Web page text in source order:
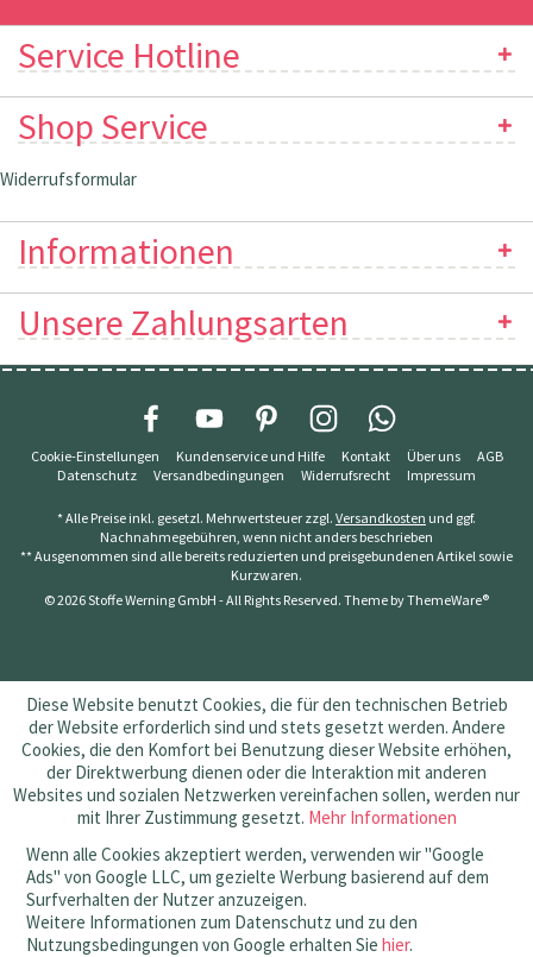
Service Hotline
Shop Service
Widerrufsformular
Informationen
Unsere Zahlungsarten
Cookie-Einstellungen Kundenservice und Hilfe Kontakt Über uns
AGB
Datenschutz
Versandbedingungen Widerrufsrecht Impressum
* Alle Preise inkl. gesetzl. Mehrwertsteuer zzgl. Versandkosten und ggf.
Nachnahmegebühren, wenn nicht anders beschrieben
** Ausgenommen sind alle bereits reduzierten und preisgebundenen Artikel sowie
Kurzwaren.
© 2026 Stoffe Werning GmbH - All Rights Reserved. Theme byThemeWare®
Diese Website benutzt Cookies, die für den technischen Betrieb
der Website erforderlich sind und stets gesetzt werden. Andere
Cookies, die den Komfort bei Benutzung dieser Website erhöhen,
der Direktwerbung dienen oder die Interaktion mit anderen
Websites und sozialen Netzwerken vereinfachen sollen, werden nur
mit Ihrer Zustimmung gesetzt. Mehr Informationen
Wenn alle Cookies akzeptiert werden, verwenden wir "Google
Ads" von Google LLC, um gezielte Werbung basierend auf dem
Surfverhalten der Nutzer anzuzeigen.
Weitere Informationen zum Datenschutz und zu den
Nutzungsbedingungen von Google erhalten Sie hier.